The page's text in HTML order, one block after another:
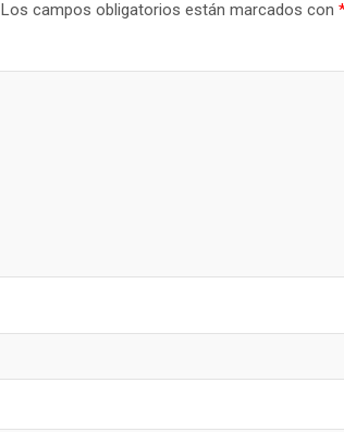
Los campos obligatorios están marcados con